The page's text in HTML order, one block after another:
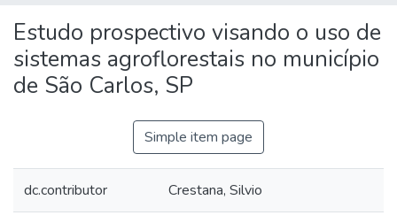
Statistics
Estudo prospectivo visando o uso de
sistemas agroflorestais no município
de São Carlos, SP
Simple item page
dc.contributor Crestana, Silvio